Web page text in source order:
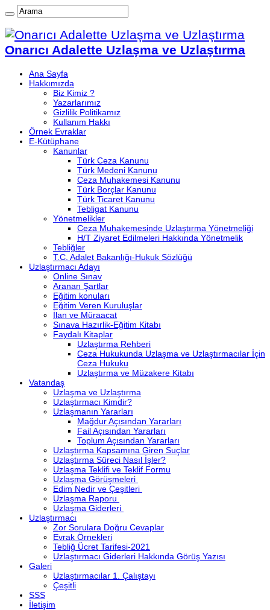
Onarıcı Adalette Uzlaşma ve Uzlaştırma
Ana Sayfa
Hakkımızda
Biz Kimiz ?
Yazarlarımız
Gizlilik Politikamız
Kullanım Hakkı
Örnek Evraklar
E-Kütüphane
Kanunlar
Türk Ceza Kanunu
Türk Medeni Kanunu
Ceza Muhakemesi Kanunu
Türk Borçlar Kanunu
Türk Ticaret Kanunu
Tebligat Kanunu
Yönetmelikler
Ceza Muhakemesinde Uzlaştırma Yönetmeliği
H/T Ziyaret Edilmeleri Hakkında Yönetmelik
Tebliğler
T.C. Adalet Bakanlığı-Hukuk Sözlüğü
Uzlaştırmacı Adayı
Online Sınav
Aranan Şartlar
Eğitim konuları
Eğitim Veren Kuruluşlar
İlan ve Müraacat
Sınava Hazırlik-Eğitim Kitabı
Faydalı Kitaplar
Uzlaştırma Rehberi
Ceza Hukukunda Uzlaşma ve Uzlaştırmacılar İçin
Ceza Hukuku
Uzlaştırma ve Müzakere Kitabı
Vatandaş
Uzlaşma ve Uzlaştırma
Uzlaştırmacı Kimdir?
Uzlaşmanın Yararları
Mağdur Açısından Yararları
Fail Açısından Yararları
Toplum Açısından Yararları
Uzlaştırma Kapsamına Giren Suçlar
Uzlaştırma Süreci Nasıl İşler?
Uzlaşma Teklifi ve Teklif Formu
Uzlaşma Görüşmeleri
Edim Nedir ve Çeşitleri
Uzlaşma Raporu
Uzlaşma Giderleri
Uzlaştırmacı
Zor Sorulara Doğru Cevaplar
Evrak Örnekleri
Tebliğ Ücret Tarifesi-2021
Uzlaştırmacı Giderleri Hakkında Görüş Yazısı
Galeri
Uzlaştırmacılar 1. Çalıştayı
Çeşitli
SSS
İletişim